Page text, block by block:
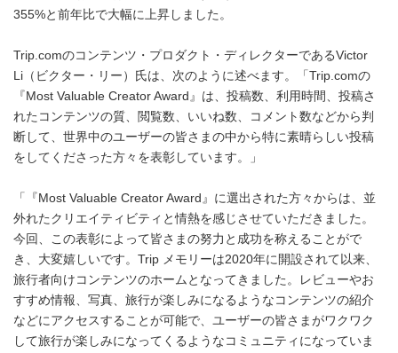
355%と前年比で大幅に上昇しました。
Trip.comのコンテンツ・プロダクト・ディレクターであるVictor
Li（ビクター・リー）氏は、次のように述べます。「Trip.comの
『Most Valuable Creator Award』は、投稿数、利用時間、投稿さ
れたコンテンツの質、閲覧数、いいね数、コメント数などから判
断して、世界中のユーザーの皆さまの中から特に素晴らしい投稿
をしてくださった方々を表彰しています。」
「『Most Valuable Creator Award』に選出された方々からは、並
外れたクリエイティビティと情熱を感じさせていただきました。
今回、この表彰によって皆さまの努力と成功を称えることがで
き、大変嬉しいです。Trip メモリーは2020年に開設されて以来、
旅行者向けコンテンツのホームとなってきました。レビューやお
すすめ情報、写真、旅行が楽しみになるようなコンテンツの紹介
などにアクセスすることが可能で、ユーザーの皆さまがワクワク
して旅行が楽しみになってくるようなコミュニティになっていま